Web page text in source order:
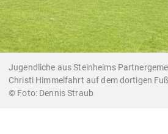
Jugendliche aus Steinheims
Christi Himmelfahrt auf dem dortigen
Dennis Straub